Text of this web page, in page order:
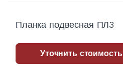
Планка подвесная ПЛ3
Уточнить стоимость